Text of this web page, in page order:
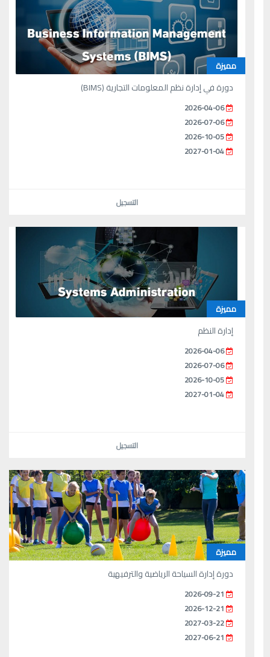
مميزة
دورة في إدارة نظم المعلومات التجارية (BIMS)
2026-04-06
2026-07-06
2026-10-05
2027-01-04
التسجيل
مميزة
إدارة النظم
2026-04-06
2026-07-06
2026-10-05
2027-01-04
التسجيل
مميزة
دورة إدارة السياحة الرياضية والترفيهية
2026-09-21
2026-12-21
2027-03-22
2027-06-21